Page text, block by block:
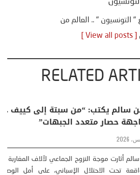
التونسيون " .. العالم من
RELATED
حول: التغيرات المناخية: اكثر
.. تحول اجتماعي وحضاري (
)
قصتي مع التغييرات المناخية ” المتطرفة”،